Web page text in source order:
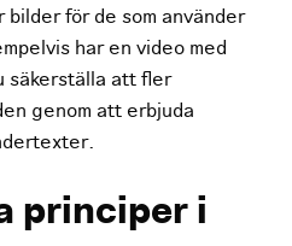
för de som använder
har en video med
säkerställa att fler
genom att erbjuda
principer i